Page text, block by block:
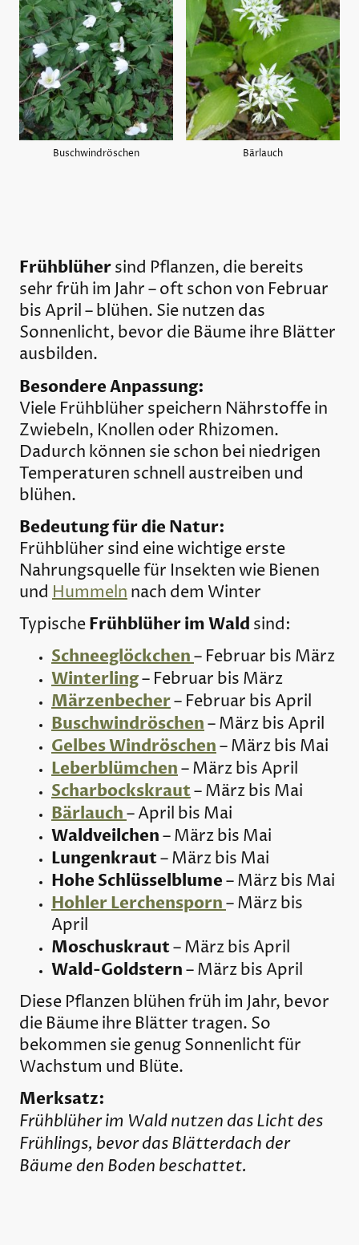
Buschwindröschen Bärlauch
Frühblühersind Pflanzen, die bereits
sehr früh im Jahr – oft schon von Februar
bis April – blühen. Sie nutzen das
Sonnenlicht, bevor die Bäume ihre Blätter
ausbilden.
Besondere Anpassung:
Viele Frühblüher speichern Nährstoffe in
Zwiebeln, Knollen oder Rhizomen.
Dadurch können sie schon bei niedrigen
Temperaturen schnell austreiben und
blühen.
Bedeutung für die Natur:
Frühblüher sind eine wichtige erste
Nahrungsquelle für Insekten wie Bienen
und Hummelnnach dem Winter
TypischeFrühblüher im Wald sind:
Schneeglöckchen– Februar bis März
Winterling– Februar bis März
Märzenbecher– Februar bis April
Buschwindröschen– März bis April
Gelbes Windröschen– März bis Mai
Leberblümchen– März bis April
Scharbockskraut– März bis Mai
Bärlauch– April bis Mai
Waldveilchen– März bis Mai
Lungenkraut– März bis Mai
Hohe Schlüsselblume– März bis Mai
Hohler Lerchensporn– März bis
April
Moschuskraut– März bis April
Wald-Goldstern– März bis April
Diese Pflanzen blühen früh im Jahr, bevor
die Bäume ihre Blätter tragen. So
bekommen sie genug Sonnenlicht für
Wachstum und Blüte.
Merksatz:
Frühblüher im Wald nutzen das Licht des
Frühlings, bevor das Blätterdach der
Bäume den Boden beschattet.